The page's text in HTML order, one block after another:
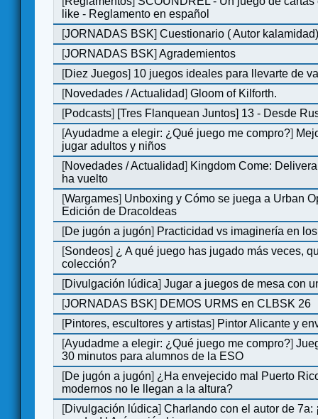
like - Reglamento en español
[JORNADAS BSK]Cuestionario ( Autor
[JORNADAS BSK]Agrademientos
[Diez Juegos] 10 juegos ideales para llevarte de
[Novedades / Actualidad]Gloom of Kilforth.
[Podcasts] [Tres Flanquean Juntos] 13 - Desde
[Ayudadme a elegir: ¿Qué juego me compro?]
jugar adultos y niños
[Novedades / Actualidad] Kingdom Come:
ha vuelto
[Wargames] Unboxing y Cómo se juega a Urban
Edición de DracoIdeas
[De jugón a jugón] Practicidad vs imaginería en
[Sondeos] ¿ A qué juego has jugado más veces,
colección?
[Divulgación lúdica]Jugar a juegos de mesa con
[JORNADAS BSK] DEMOS URMS en CLBSK 26
[Pintores, escultores y artistas] Pintor Alicante y
[Ayudadme a elegir: ¿Qué juego me compro?]
30 minutos para alumnos de la ESO
[De jugón a jugón] ¿Ha envejecido mal Puerto
modernos no le llegan a la altura?
[Divulgación lúdica]Charlando con el autor de 7a: